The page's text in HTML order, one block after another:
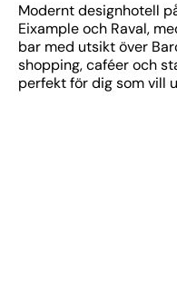
Modernt designhotell
Eixample och Raval,
bar med utsikt över
shopping, caféer och
perfekt för dig som vill